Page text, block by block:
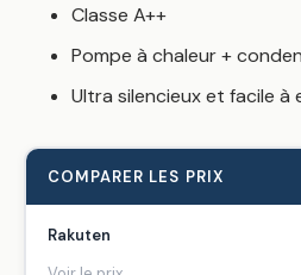
Classe A++
Pompe à chaleur +
Ultra silencieux et facile à
COMPARER LES PRIX
Rakuten